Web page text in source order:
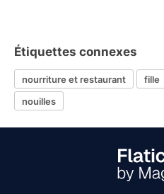
Étiquettes connexes
nourriture et restaurant fille
nouilles